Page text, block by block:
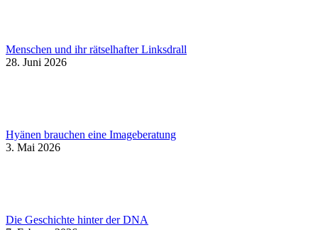
Menschen und ihr rätselhafter Linksdrall
28. Juni 2026
Hyänen brauchen eine Imageberatung
3. Mai 2026
Die Geschichte hinter der DNA